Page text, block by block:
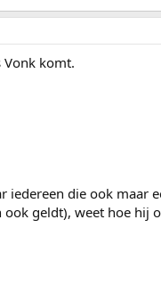
Vonk komt.
iedereen die ook maar
geldt), weet hoe hij